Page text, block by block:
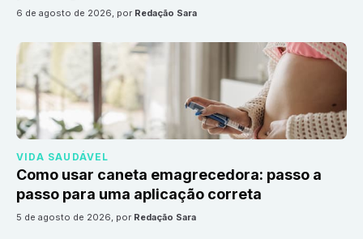
6 de agosto de 2026, por Redação Sara
VIDA SAUDÁVEL
Como usar caneta emagrecedora: passo a
passo para uma aplicação correta
5 de agosto de 2026, por Redação Sara